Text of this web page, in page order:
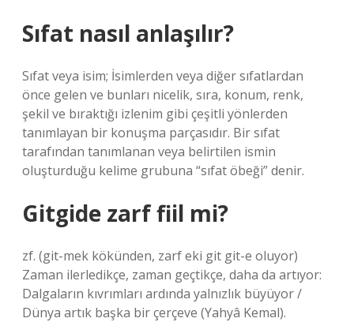
Sıfat nasıl anlaşılır?
Sıfat veya isim; İsimlerden veya diğer sıfatlardan
önce gelen ve bunları nicelik, sıra, konum, renk,
şekil ve bıraktığı izlenim gibi çeşitli yönlerden
tanımlayan bir konuşma parçasıdır. Bir sıfat
tarafından tanımlanan veya belirtilen ismin
oluşturduğu kelime grubuna “sıfat öbeği” denir.
Gitgide zarf fiil mi?
zf. (git-mek kökünden, zarf eki git git-e oluyor)
Zaman ilerledikçe, zaman geçtikçe, daha da artıyor:
Dalgaların kıvrımları ardında yalnızlık büyüyor /
Dünya artık başka bir çerçeve (Yahyâ Kemal).